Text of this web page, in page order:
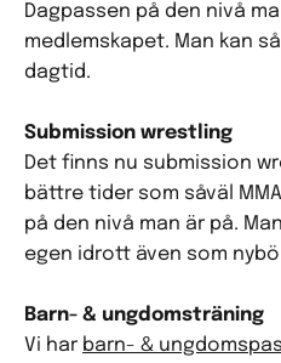
Dagpassen på den nivå
medlemskapet. Man kan
dagtid.
Submission wrestling
Det finns nu submission
bättre tider som såväl
på den nivå man är på.
egen idrott även som
Barn- & ungdomsträning
Vi har barn- &